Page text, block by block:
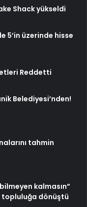
Shack yükseldi
5’in üzerinde hisse
Reddetti
Belediyesi’nden!
tahmin
kalmasın”
topluluğa dönüştü